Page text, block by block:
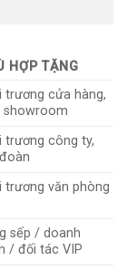
HỢP TẶNG
trương cửa hàng,
showroom
trương công ty,
trương văn phòng
sếp / doanh
/ đối tác VIP